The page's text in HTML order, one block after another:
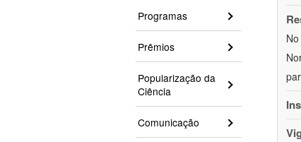
Programas
Prêmios
Popularização da
Ciência
Comunicação